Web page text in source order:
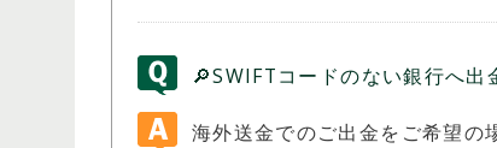
🔎SWIFTコードのない銀行へ出
海外送金でのご出金をご希望の